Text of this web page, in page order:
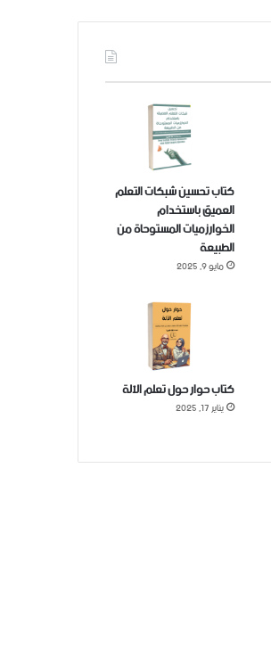
كتاب تحسين شبكات التعلم
العميق باستخدام
الخوارزميات المستوحاة من
الطبيعة
مايو 9, 2025
كتاب حوار حول تعلم الآلة
يناير 17, 2025